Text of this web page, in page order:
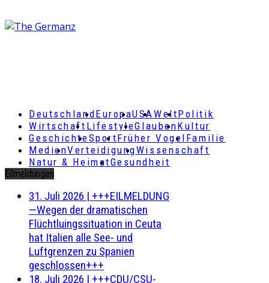
DeutschlandEuropaUSAWeltPolitik
Wirtschaft LifestyleGlaubenKultur
GeschichteSportFrüher Vogel Familie
MedienVerteidigungWissenschaft
Natur & HeimatGesundheit
Eilmeldungen
31. Juli 2026 | +++EILMELDUNG
—Wegen der dramatischen
Flüchtluingssituation in Ceuta
hat Italien alle See- und
Luftgrenzen zu Spanien
geschlossen+++
18. Juli 2026 | +++CDU/CSU-